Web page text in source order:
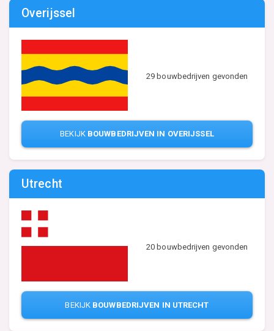
Overijssel
29 bouwbedrijven gevonden
BEKIJK BOUWBEDRIJVEN IN OVERIJSSEL
Utrecht
20 bouwbedrijven gevonden
BEKIJK BOUWBEDRIJVEN IN UTRECHT